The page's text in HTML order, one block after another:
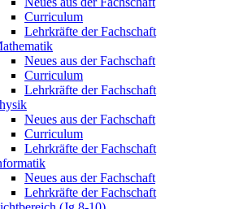
Curriculum
Lehrkräfte der Fachschaft
Neues aus der Fachschaft
Curriculum
Lehrkräfte der Fachschaft
Neues aus der Fachschaft
Curriculum
Lehrkräfte der Fachschaft
Neues aus der Fachschaft
Lehrkräfte der Fachschaft